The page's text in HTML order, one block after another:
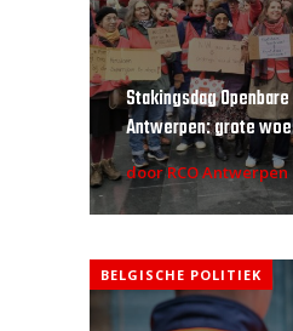
Stakingsdag
Antwerpen: grote
door RCO Antwerpen
BELGISCHE POLITIEK